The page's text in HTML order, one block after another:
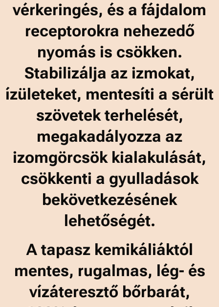
vérkeringés, és a fájdalom
receptorokra nehezedő
nyomás is csökken.
Stabilizálja az izmokat,
ízületeket, mentesíti a sérült
szövetek terhelését,
megakadályozza az
izomgörcsök kialakulását,
csökkenti a gyulladások
bekövetkezésének
lehetőségét.
A tapasz kemikáliáktól
mentes, rugalmas, lég- és
vízáteresztő bőrbarát,